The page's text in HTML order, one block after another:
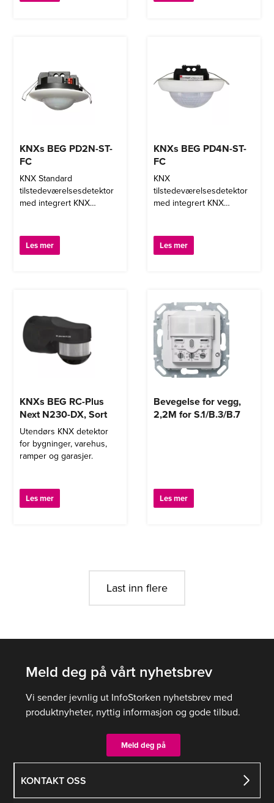
KNXs BEG PD2N-ST-
FC
KNX Standard
tilstedeværelsesdetektor
med integrert KNX
Les mer
KNXs BEG PD4N-ST-
FC
KNX
tilstedeværelsesdetektor
med integrert KNX
Store områder som
underjordiske garasjer,
Les mer
KNXs BEG RC-Plus
Next N230-DX, Sort
Utendørs KNX detektor
for bygninger, varehus,
ramper og garasjer.
Les mer
Bevegelse for vegg,
2,2M for S.1/B.3/B.7
Les mer
Last inn flere
KONTAKT OSS
Meld deg på vårt nyhetsbrev
Vi sender jevnlig ut InfoStorken nyhetsbrev med
produktnyheter, nyttig informasjon og gode tilbud.
Meld deg på